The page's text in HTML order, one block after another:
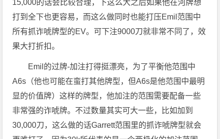
15,000的话会比较合理，下这么大之后如果他在河牌想
打到全下也更容易，而这么做同时也能打压Emil范围中
所有抓诈唬牌型的EV。可下注9000刀就非常不同了，效
果大打折扣。
Emil的过牌-加注打得挺漂亮，为了平衡他范围中
A6s（他也可能在蛮打其他牌型，但A6s是他范围中最明
显的价值牌）这样的牌型，他加注的范围需要配备一些
非常强的诈唬牌。不过数量其实可大一些，比如加到
30,000刀，这么做的话Garrett范围里的抓诈唬牌型就会